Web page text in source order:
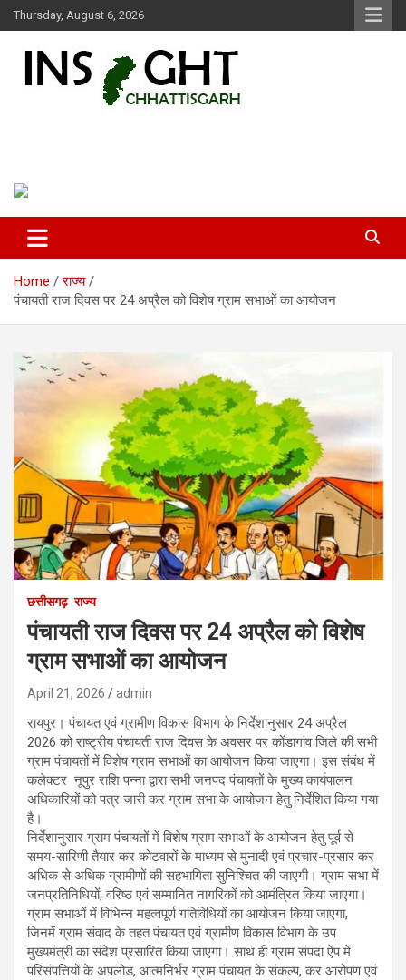
Skip
to
Thursday, August 6, 2026
Home
राज्य
पंचायती राज दिवस पर 24 अप्रैल को विशेष ग्राम सभाओं का आयोजन
छत्तीसगढ़ राज्य
पंचायती राज दिवस पर 24 अप्रैल को विशेष
ग्राम सभाओं का आयोजन
April 21, 2026 admin
रायपुर। पंचायत एवं ग्रामीण विकास विभाग के निर्देशानुसार 24 अप्रैल
2026 को राष्ट्रीय पंचायती राज दिवस के अवसर पर कोंडागांव जिले की सभी
ग्राम पंचायतों में विशेष ग्राम सभाओं का आयोजन किया जाएगा। इस संबंध में
कलेक्टर नूपुर राशि पन्ना द्वारा सभी जनपद पंचायतों के मुख्य कार्यपालन
अधिकारियों को पत्र जारी कर ग्राम सभा के आयोजन हेतु निर्देशित किया गया
है।
निर्देशानुसार ग्राम पंचायतों में विशेष ग्राम सभाओं के आयोजन हेतु पूर्व से
समय-सारिणी तैयार कर कोटवारों के माध्यम से मुनादी एवं प्रचार-प्रसार कर
अधिक से अधिक ग्रामीणों की सहभागिता सुनिश्चित की जाएगी। ग्राम सभा में
जनप्रतिनिधियों, वरिष्ठ एवं सम्मानित नागरिकों को आमंत्रित किया जाएगा।
ग्राम सभाओं में विभिन्न महत्वपूर्ण गतिविधियों का आयोजन किया जाएगा,
जिनमें ग्राम संवाद के तहत पंचायत एवं ग्रामीण विकास विभाग के उप
मुख्यमंत्री का संदेश प्रसारित किया जाएगा। साथ ही ग्राम संपदा ऐप में
परिसंपत्तियों के अपलोड, आत्मनिर्भर ग्राम पंचायत के संकल्प, कर आरोपण एवं